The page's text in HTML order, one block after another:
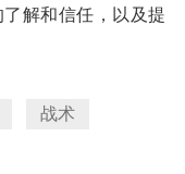
解和信任，以及提
战术